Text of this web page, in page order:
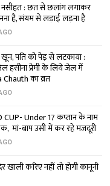
: छत से छलांग लगाकर
है, संयम से लड़ाई लड़ना है
खून, पति को पेड़ से लटकाया :
हसीना प्रेमी के लिये जेल में
का व्रत
CUP- Under 17 कप्‍तान के नाम
मां-बाप उसी में कर रहे मजदूरी
खाली करिए नहीं तो होगी कानूनी